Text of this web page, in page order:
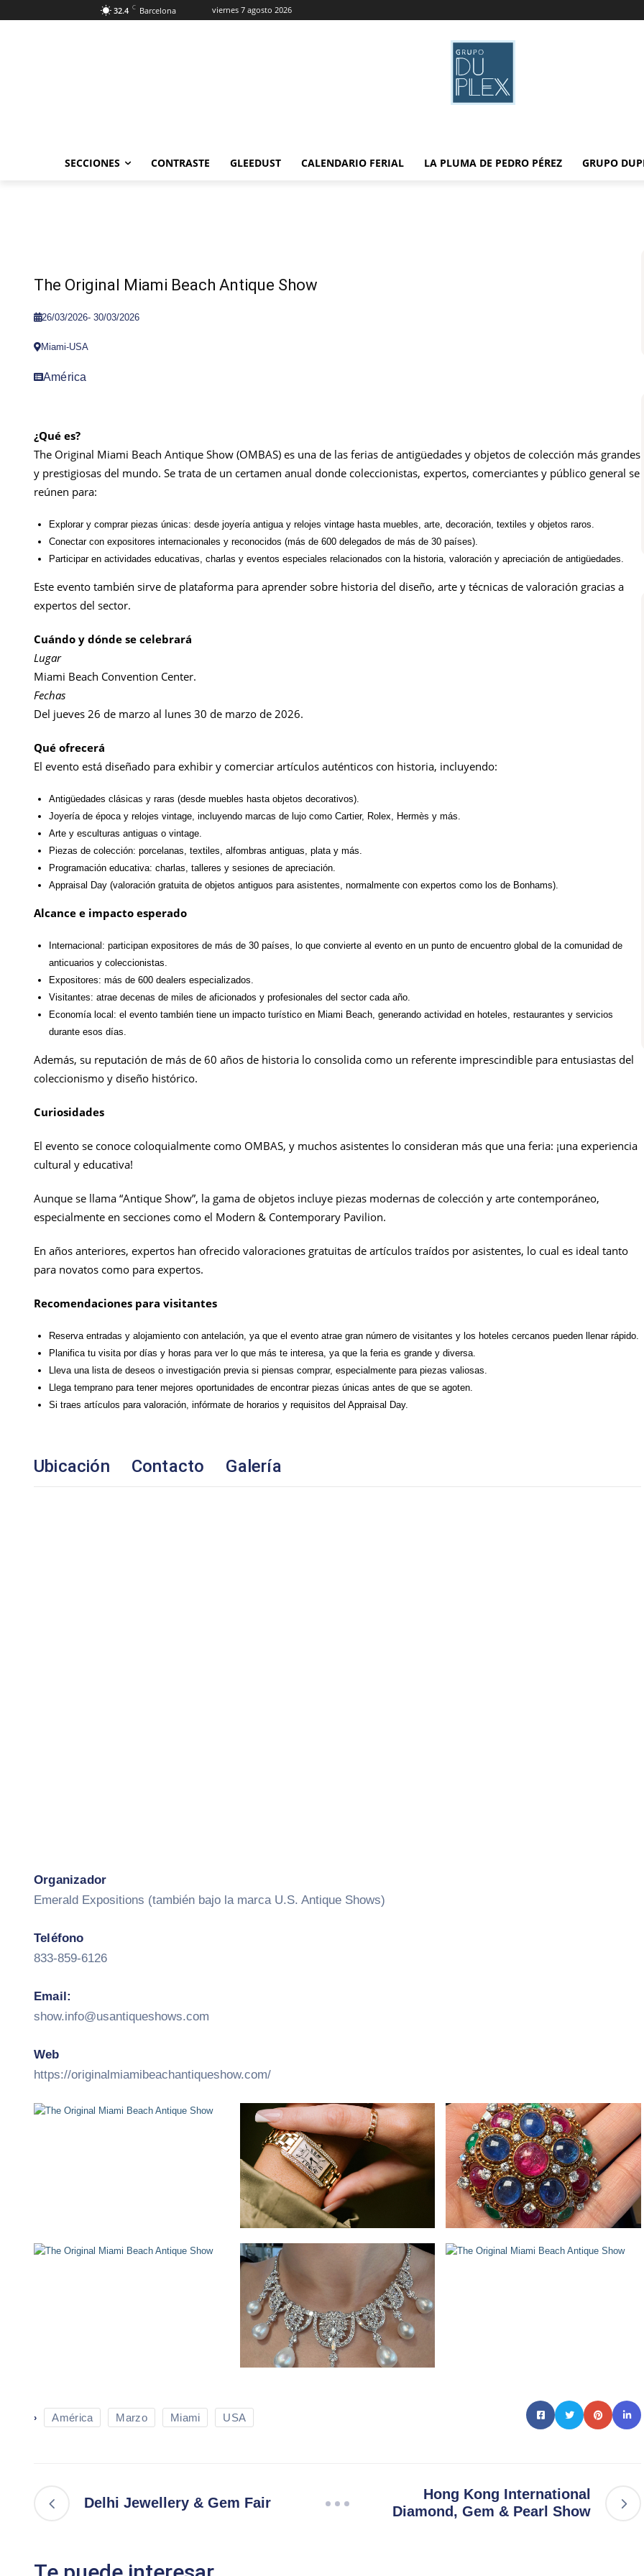
32.4 C Barcelona viernes 7 agosto 2026
SECCIONES CONTRASTE GLEEDUST CALENDARIO FERIAL LA PLUMA DE PEDRO PÉREZ GRUPO
The Original Miami Beach Antique Show
26/03/2026- 30/03/2026
Miami-USA
América
¿Qué es?
The Original Miami Beach Antique Show (OMBAS) es una de las ferias de antigüedades y objetos de colección más grandes
y prestigiosas del mundo. Se trata de un certamen anual donde coleccionistas, expertos, comerciantes y público general se
reúnen para:
Explorar y comprar piezas únicas: desde joyería antigua y relojes vintage hasta muebles, arte, decoración, textiles y objetos raros.
Conectar con expositores internacionales y reconocidos (más de 600 delegados de más de 30 países).
Participar en actividades educativas, charlas y eventos especiales relacionados con la historia, valoración y apreciación de antigüedades.
Este evento también sirve de plataforma para aprender sobre historia del diseño, arte y técnicas de valoración gracias a
expertos del sector.
Cuándo y dónde se celebrará
Lugar
Miami Beach Convention Center.
Fechas
Del jueves 26 de marzo al lunes 30 de marzo de 2026.
Qué ofrecerá
El evento está diseñado para exhibir y comerciar artículos auténticos con historia, incluyendo:
Antigüedades clásicas y raras (desde muebles hasta objetos decorativos).
Joyería de época y relojes vintage, incluyendo marcas de lujo como Cartier, Rolex, Hermès y más.
Arte y esculturas antiguas o vintage.
Piezas de colección: porcelanas, textiles, alfombras antiguas, plata y más.
Programación educativa: charlas, talleres y sesiones de apreciación.
Appraisal Day (valoración gratuita de objetos antiguos para asistentes, normalmente con expertos como los de Bonhams).
Alcance e impacto esperado
Internacional: participan expositores de más de 30 países, lo que convierte al evento en un punto de encuentro global de la comunidad de
anticuarios y coleccionistas.
Expositores: más de 600 dealers especializados.
Visitantes: atrae decenas de miles de aficionados y profesionales del sector cada año.
Economía local: el evento también tiene un impacto turístico en Miami Beach, generando actividad en hoteles, restaurantes y servicios
durante esos días.
Además, su reputación de más de 60 años de historia lo consolida como un referente imprescindible para entusiastas del
coleccionismo y diseño histórico.
Curiosidades
El evento se conoce coloquialmente como OMBAS, y muchos asistentes lo consideran más que una feria: ¡una experiencia
cultural y educativa!
Aunque se llama “Antique Show”, la gama de objetos incluye piezas modernas de colección y arte contemporáneo,
especialmente en secciones como el Modern & Contemporary Pavilion.
En años anteriores, expertos han ofrecido valoraciones gratuitas de artículos traídos por asistentes, lo cual es ideal tanto
para novatos como para expertos.
Recomendaciones para visitantes
Reserva entradas y alojamiento con antelación, ya que el evento atrae gran número de visitantes y los hoteles cercanos pueden llenar rápido.
Planifica tu visita por días y horas para ver lo que más te interesa, ya que la feria es grande y diversa.
Lleva una lista de deseos o investigación previa si piensas comprar, especialmente para piezas valiosas.
Llega temprano para tener mejores oportunidades de encontrar piezas únicas antes de que se agoten.
Si traes artículos para valoración, infórmate de horarios y requisitos del Appraisal Day.
Ubicación Contacto Galería
Organizador
Emerald Expositions (también bajo la marca U.S. Antique Shows)
Teléfono
833-859-6126
Email:
show.info@usantiqueshows.com
Web
https://originalmiamibeachantiqueshow.com/
› América Marzo Miami USA
Delhi Jewellery & Gem Fair
Hong Kong International
Diamond, Gem & Pearl Show